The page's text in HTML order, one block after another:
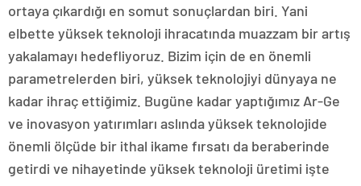
ortaya çıkardığı en somut sonuçlardan biri. Yani
elbette yüksek teknoloji ihracatında muazzam bir artış
yakalamayı hedefliyoruz. Bizim için de en önemli
parametrelerden biri, yüksek teknolojiyi dünyaya ne
kadar ihraç ettiğimiz. Bugüne kadar yaptığımız Ar-Ge
ve inovasyon yatırımları aslında yüksek teknolojide
önemli ölçüde bir ithal ikame fırsatı da beraberinde
getirdi ve nihayetinde yüksek teknoloji üretimi işte